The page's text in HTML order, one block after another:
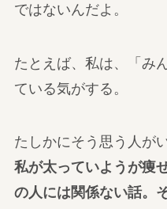
ではないんだよ。
たとえば、私は、「み
ている気がする。
たしかにそう思う人が
私が太っていようが痩
の人には関係ない話。